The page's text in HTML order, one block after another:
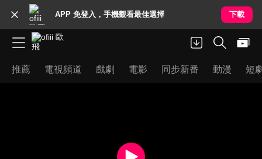
APP 免登入，手機觀看最佳選擇 下載
推薦 電視頻道 戲劇 電影 同步新番 動漫 短